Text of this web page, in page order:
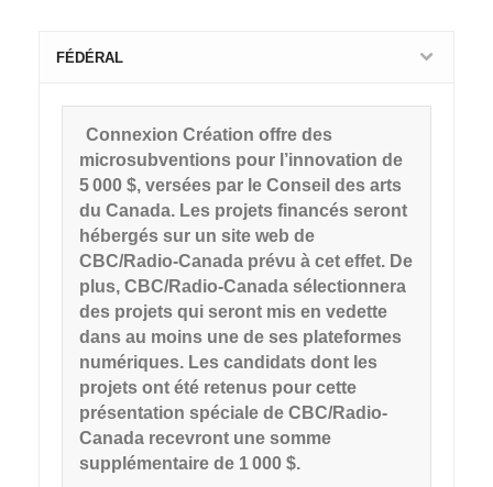
FÉDÉRAL
Connexion Création offre des
microsubventions pour l’innovation de
5 000 $, versées par le Conseil des arts
du Canada. Les projets financés seront
hébergés sur un site web de
CBC/Radio-Canada prévu à cet effet. De
plus, CBC/Radio-Canada sélectionnera
des projets qui seront mis en vedette
dans au moins une de ses plateformes
numériques. Les candidats dont les
projets ont été retenus pour cette
présentation spéciale de CBC/Radio-
Canada recevront une somme
supplémentaire de 1 000 $.